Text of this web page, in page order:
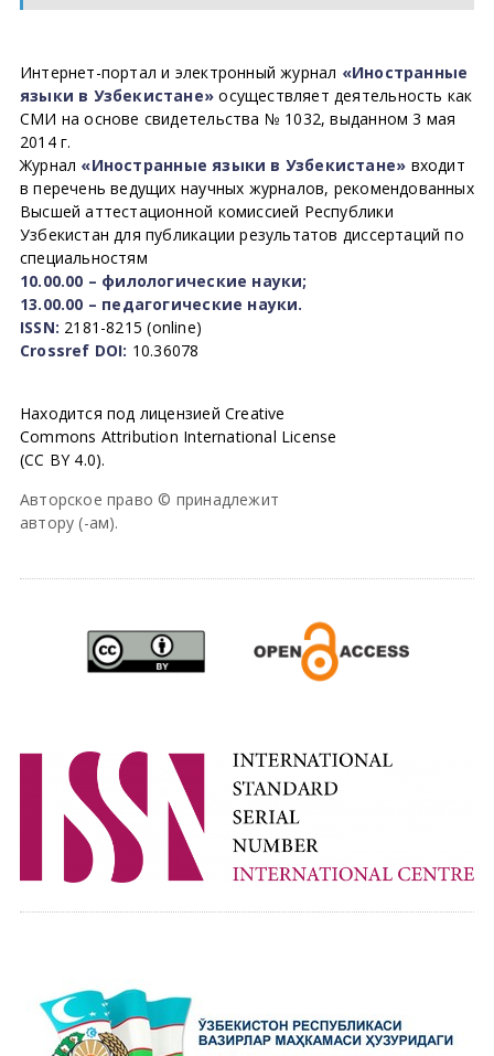
Интернет-портал и электронный журнал «Иностранные
языки в Узбекистане» осуществляет деятельность как
СМИ на основе свидетельства № 1032, выданном 3 мая
2014 г.
Журнал «Иностранные языки в Узбекистане» входит
в перечень ведущих научных журналов, рекомендованных
Высшей аттестационной комиссией Республики
Узбекистан для публикации результатов диссертаций по
специальностям
10.00.00 – филологические науки;
13.00.00 – педагогические науки.
ISSN: 2181-8215 (online)
Crossref DOI: 10.36078
Находится под лицензией Creative
Commons Attribution International License
(CC BY 4.0).
Авторское право © принадлежит
автору (-ам).